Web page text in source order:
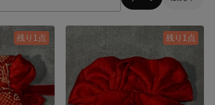
残り1点 残り1点